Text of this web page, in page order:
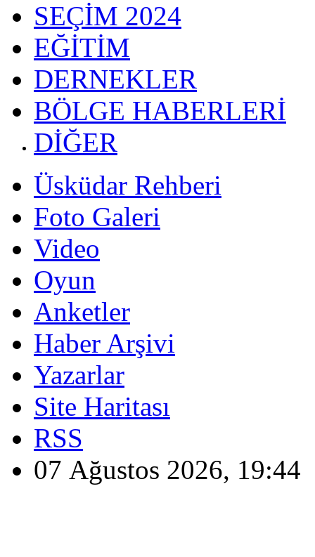
SEÇİM 2024
EĞİTİM
DERNEKLER
BÖLGE HABERLERİ
DİĞER
Üsküdar Rehberi
Foto Galeri
Video
Oyun
Anketler
Haber Arşivi
Yazarlar
Site Haritası
RSS
07 Ağustos 2026, 19:44